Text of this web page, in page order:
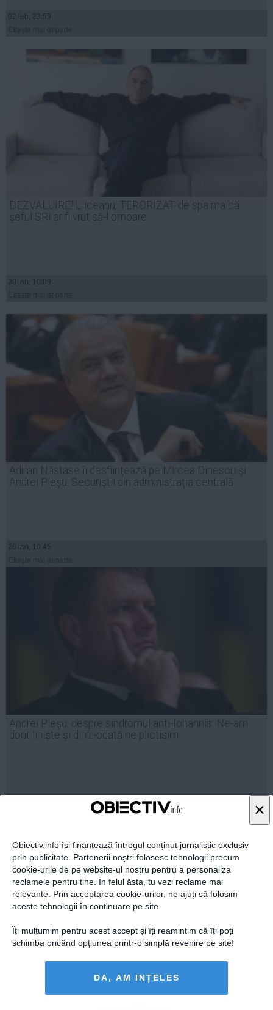
×
Obiectiv.info își finanțează întregul conținut jurnalistic exclusiv
prin publicitate. Partenerii noștri folosesc tehnologii precum
cookie-urile de pe website-ul nostru pentru a personaliza
reclamele pentru tine. În felul ăsta, tu vezi reclame mai
relevante. Prin acceptarea cookie-urilor, ne ajuți să folosim
aceste tehnologii în continuare pe site.
Îți mulțumim pentru acest accept și îți reamintim că îți poți
schimba oricând opțiunea printr-o simplă revenire pe site!
DA, AM INȚELES
02 feb, 23:59
DEZVALUIRE! Liiceanu, TERORIZAT de spaima că
şeful SRI ar fi vrut să-l omoare
30 ian, 10:09
Adrian Năstase îi desfiinţează pe Mircea Dinescu şi
Andrei Pleşu: Securiştii din administraţia centrală
26 ian, 10:45
Andrei Pleșu, despre sindromul anti-Iohannis: Ne-am
dorit liniște și dintr-odată ne plictisim